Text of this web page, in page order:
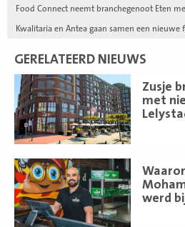
Food Connect neemt branchegenoot Eten
Kwalitaria en Antea gaan samen een nieuwe
GERELATEERD NIEUWS
Zusje
met
Lees
meer
werd
Lees
meer